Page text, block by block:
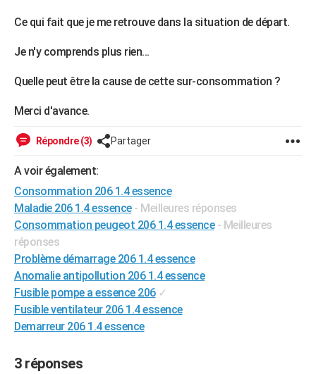
Ce qui fait que je me retrouve dans la situation de départ.
Je n'y comprends plus rien...
Quelle peut être la cause de cette sur-consommation ?
Merci d'avance.
Répondre (3) Partager
A voir également:
Consommation 206 1.4 essence
Maladie 206 1.4 essence - Meilleures réponses
Consommation peugeot 206 1.4 essence - Meilleures
réponses
Problème démarrage 206 1.4 essence
Anomalie antipollution 206 1.4 essence
Fusible pompe a essence 206 ✓
Fusible ventilateur 206 1.4 essence
Demarreur 206 1.4 essence
3 réponses